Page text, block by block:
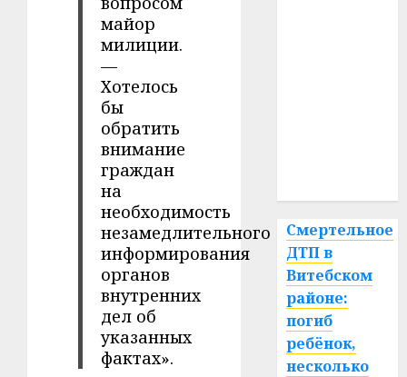
майор
милиции.
—
Хотелось
бы
обратить
внимание
граждан
на
необходимость
незамедлительного
информирования
органов
внутренних
дел об
указанных
фактах».
Смертельное
ДТП в
Витебском
районе:
погиб
ребёнок,
несколько